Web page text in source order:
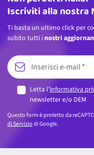
Iscriviti alla nostra
Ti basta un ultimo click per
subito tutti i nostri
Letta l’informativa
newsletter e/o DEM
Questo form è protetto da
di Serviziodi Google.